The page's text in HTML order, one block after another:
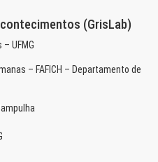
(GrisLab)
UFMG
– FAFICH – Departamento de